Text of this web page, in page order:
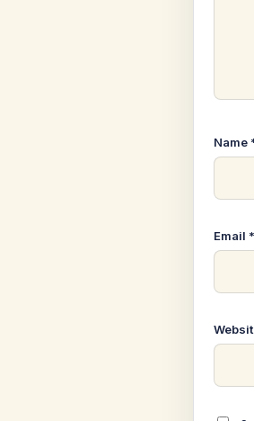
Name
Email *